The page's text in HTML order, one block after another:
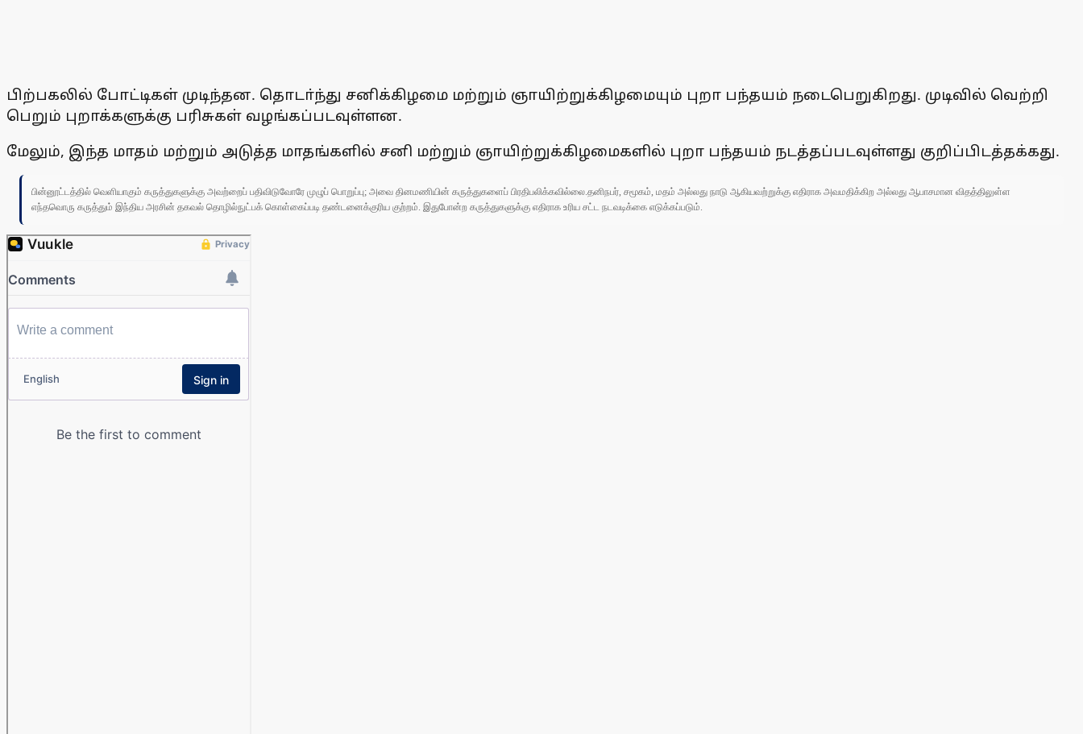
பிற்பகலில் போட்டிகள் முடிந்தன. தொடா்ந்து சனிக்கிழமை மற்றும் ஞாயிற்றுக்கிழமையும் புறா பந்தயம் நடைபெறுகிறது. முடிவில் வெற்றி
பெறும் புறாக்களுக்கு பரிசுகள் வழங்கப்படவுள்ளன.
மேலும், இந்த மாதம் மற்றும் அடுத்த மாதங்களில் சனி மற்றும் ஞாயிற்றுக்கிழமைகளில் புறா பந்தயம் நடத்தப்படவுள்ளது குறிப்பிடத்தக்கது.
பின்னூட்டத்தில் வெளியாகும் கருத்துகளுக்கு அவற்றைப் பதிவிடுவோரே முழுப் பொறுப்பு; அவை தினமணியின் கருத்துகளைப் பிரதிபலிக்கவில்லை.தனிநபர், சமூகம், மதம் அல்லது நாடு ஆகியவற்றுக்கு எதிராக அவமதிக்கிற அல்லது ஆபாசமான விதத்திலுள்ள
எந்தவொரு கருத்தும் இந்திய அரசின் தகவல் தொழில்நுட்பக் கொள்கைப்படி தண்டனைக்குரிய குற்றம். இதுபோன்ற கருத்துகளுக்கு எதிராக உரிய சட்ட நடவடிக்கை எடுக்கப்படும்.